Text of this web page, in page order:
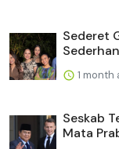
Sederet
1 month
Seskab
Mata